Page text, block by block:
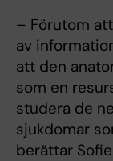
– Förutom
av
att den
som en
studera de
sjukdomar
berättar